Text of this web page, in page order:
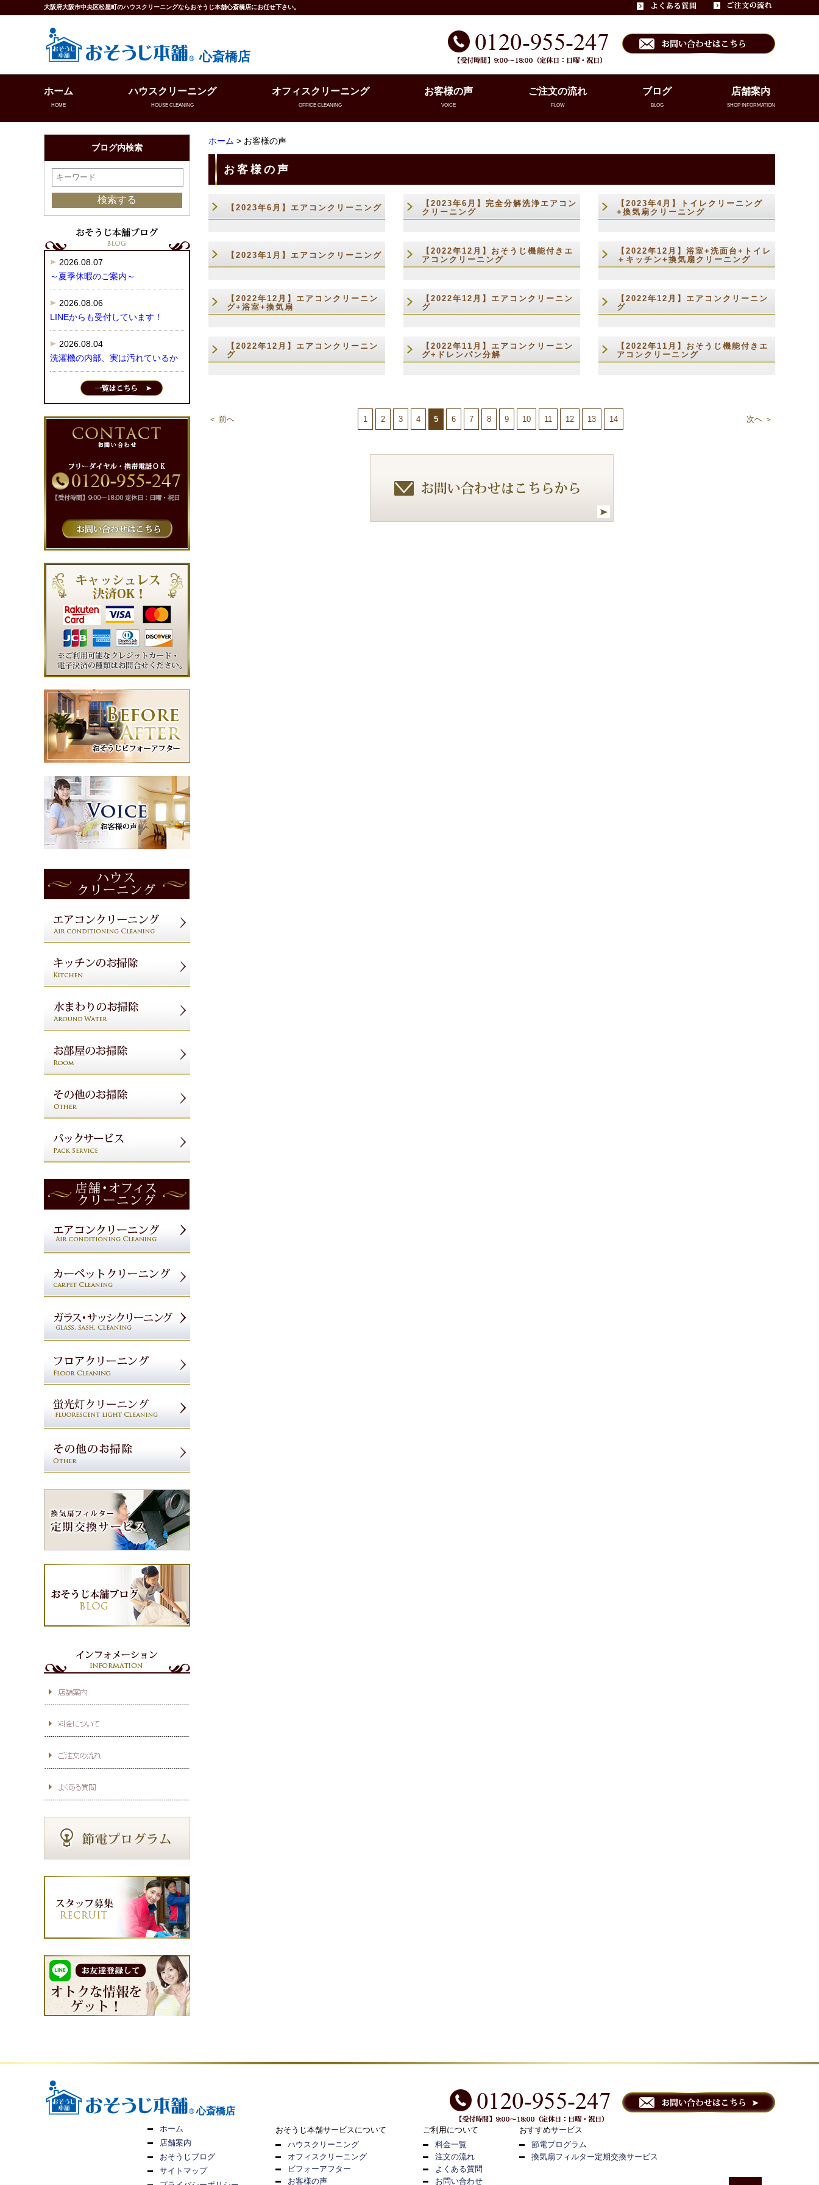
大阪府大阪市中央区松屋町のハウスクリーニングならおそうじ本舗心斎橋店にお任せ下さい。
心斎橋店
ホーム
HOME
ハウスクリーニング
HOUSE CLEANING
オフィスクリーニング
OFFICE CLEANING
お客様の声
VOICE
ご注文の流れ
FLOW
ブログ
BLOG
店舗案内
SHOP INFORMATION
ホーム > お客様の声
お客様の声
【2023年6月】エアコンクリーニング
【2023年6月】完全分解洗浄エアコン
クリーニング
【2023年4月】トイレクリーニング
+換気扇クリーニング
【2023年1月】エアコンクリーニング
【2022年12月】おそうじ機能付きエ
アコンクリーニング
【2022年12月】浴室+洗面台+トイレ
＋キッチン+換気扇クリーニング
【2022年12月】エアコンクリーニン
グ+浴室+換気扇
【2022年12月】エアコンクリーニン
グ
【2022年12月】エアコンクリーニン
グ
【2022年12月】エアコンクリーニン
グ
【2022年11月】エアコンクリーニン
グ+ドレンパン分解
【2022年11月】おそうじ機能付きエ
アコンクリーニング
＜ 前へ 1 2 3 4 5 6 7 8 9 10 11 12 13 14 次へ ＞
ブログ内検索
2026.08.07
～夏季休暇のご案内～
2026.08.06
LINEからも受付しています！
2026.08.04
洗濯機の内部、実は汚れているか
心斎橋店
ホーム
店舗案内
おそうじブログ
サイトマップ
おそうじ本舗サービスについて
ハウスクリーニング
オフィスクリーニング
ビフォーアフター
お客様の声
ご利用について
料金一覧
注文の流れ
よくある質問
お問い合わせ
おすすめサービス
節電プログラム
換気扇フィルター定期交換サービス